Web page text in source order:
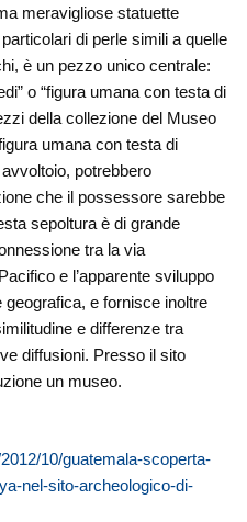
meravigliose statuette
di perle simili a quelle
è un pezzo unico centrale:
o “figura umana con testa di
della collezione del Museo
umana con testa di
potrebbero
che il possessore sarebbe
sepoltura è di grande
tra la via
e l’apparente sviluppo
e fornisce inoltre
e differenze tra
diffusioni. Presso il sito
un museo.
10/guatemala-scoperta-
nel-sito-archeologico-di-